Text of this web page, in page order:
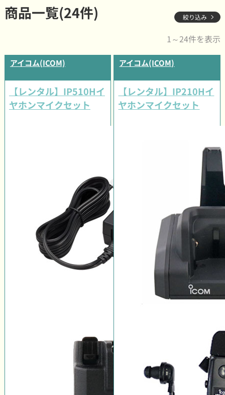
商品一覧(24件) 絞り込み
1～24件を表示
アイコム(ICOM)
【レンタル】IP510Hイ
ヤホンマイクセット
アイコム(ICOM)
【レンタル】IP210Hイ
ヤホンマイクセット